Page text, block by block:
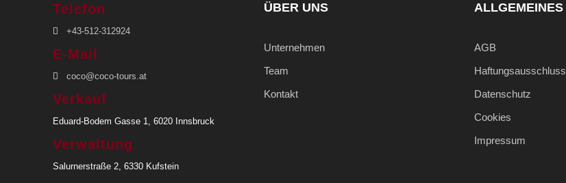
Telefon
+43-512-312924
E-Mail
coco@coco-tours.at
Verkauf
Eduard-Bodem Gasse 1, 6020 Innsbruck
Verwaltung
Salurnerstraße 2, 6330 Kufstein
ÜBER UNS
Unternehmen
Team
Kontakt
ALLGEMEINES
AGB
Haftungsausschluss
Datenschutz
Cookies
Impressum